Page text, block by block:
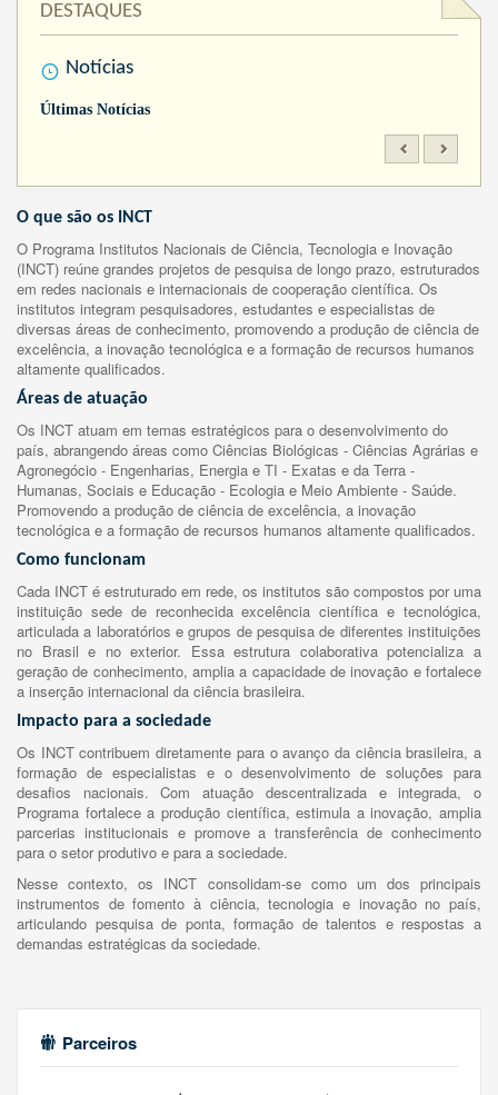
DESTAQUES
Notícias
Últimas Notícias
O que são os INCT
O Programa Institutos Nacionais de Ciência, Tecnologia e Inovação
(INCT) reúne grandes projetos de pesquisa de longo prazo, estruturados
em redes nacionais e internacionais de cooperação científica. Os
institutos integram pesquisadores, estudantes e especialistas de
diversas áreas de conhecimento, promovendo a produção de ciência de
excelência, a inovação tecnológica e a formação de recursos humanos
altamente qualificados.
Áreas de atuação
Os INCT atuam em temas estratégicos para o desenvolvimento do
país, abrangendo áreas como Ciências Biológicas - Ciências Agrárias e
Agronegócio - Engenharias, Energia e TI - Exatas e da Terra -
Humanas, Sociais e Educação - Ecologia e Meio Ambiente - Saúde.
Promovendo a produção de ciência de excelência, a inovação
tecnológica e a formação de recursos humanos altamente qualificados.
Como funcionam
Cada INCT é estruturado em rede, os institutos são compostos por uma
instituição sede de reconhecida excelência científica e tecnológica,
articulada a laboratórios e grupos de pesquisa de diferentes instituições
no Brasil e no exterior. Essa estrutura colaborativa potencializa a
geração de conhecimento, amplia a capacidade de inovação e fortalece
a inserção internacional da ciência brasileira.
Impacto para a sociedade
Os INCT contribuem diretamente para o avanço da ciência brasileira, a
formação de especialistas e o desenvolvimento de soluções para
desafios nacionais. Com atuação descentralizada e integrada, o
Programa fortalece a produção científica, estimula a inovação, amplia
parcerias institucionais e promove a transferência de conhecimento
para o setor produtivo e para a sociedade.
Nesse contexto, os INCT consolidam-se como um dos principais
instrumentos de fomento à ciência, tecnologia e inovação no país,
articulando pesquisa de ponta, formação de talentos e respostas a
demandas estratégicas da sociedade.
Parceiros